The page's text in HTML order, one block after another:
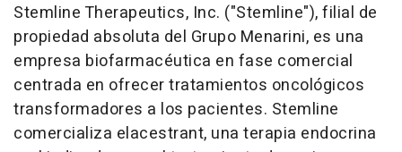
Stemline Therapeutics, Inc. ("Stemline"), filial de
propiedad absoluta del Grupo Menarini, es una
empresa biofarmacéutica en fase comercial
centrada en ofrecer tratamientos oncológicos
transformadores a los pacientes. Stemline
comercializa elacestrant, una terapia endocrina